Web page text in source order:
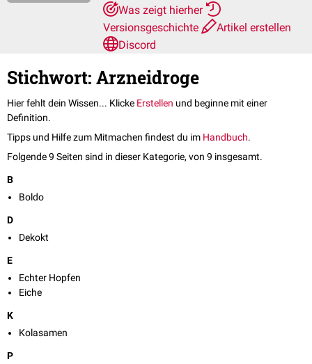
Was zeigt hierher
Versionsgeschichte
Artikel erstellen
Discord
Stichwort: Arzneidroge
Hier fehlt dein Wissen... Klicke Erstellen und beginne mit einer
Definition.
Tipps und Hilfe zum Mitmachen findest du im Handbuch.
Folgende 9 Seiten sind in dieser Kategorie, von 9 insgesamt.
B
Boldo
D
Dekokt
E
Echter Hopfen
Eiche
K
Kolasamen
P